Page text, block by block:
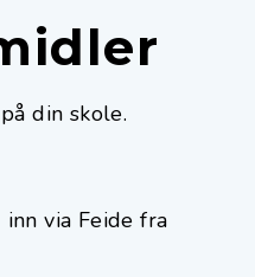
din skole.
via Feide fra